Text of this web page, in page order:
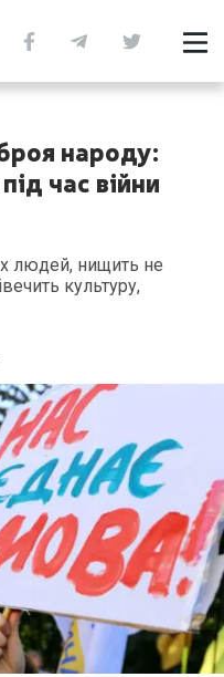
народу:
час війни
людей, нищить не
культуру,